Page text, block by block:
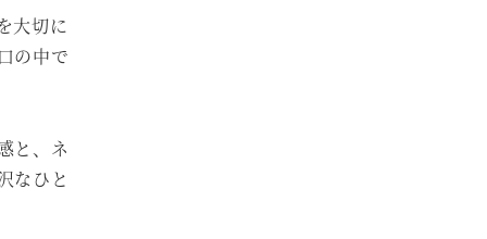
大切に
の中で
と、ネ
なひと